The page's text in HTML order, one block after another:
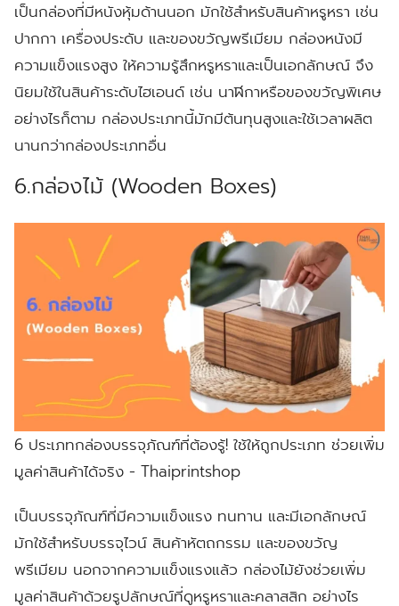
เป็นกล่องที่มีหนังหุ้มด้านนอก มักใช้สำหรับสินค้าหรูหรา เช่น
ปากกา เครื่องประดับ และของขวัญพรีเมียม กล่องหนังมี
ความแข็งแรงสูง ให้ความรู้สึกหรูหราและเป็นเอกลักษณ์ จึง
นิยมใช้ในสินค้าระดับไฮเอนด์ เช่น นาฬิกาหรือของขวัญพิเศษ
อย่างไรก็ตาม กล่องประเภทนี้มักมีต้นทุนสูงและใช้เวลาผลิต
นานกว่ากล่องประเภทอื่น
6.กล่องไม้ (Wooden Boxes)
6 ประเภทกล่องบรรจุภัณฑ์ที่ต้องรู้! ใช้ให้ถูกประเภท ช่วยเพิ่ม
มูลค่าสินค้าได้จริง - Thaiprintshop
เป็นบรรจุภัณฑ์ที่มีความแข็งแรง ทนทาน และมีเอกลักษณ์
มักใช้สำหรับบรรจุไวน์ สินค้าหัตถกรรม และของขวัญ
พรีเมียม นอกจากความแข็งแรงแล้ว กล่องไม้ยังช่วยเพิ่ม
มูลค่าสินค้าด้วยรูปลักษณ์ที่ดูหรูหราและคลาสสิก อย่างไร